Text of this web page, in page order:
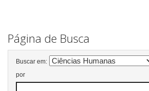
Página de Busca
Buscar em:
por